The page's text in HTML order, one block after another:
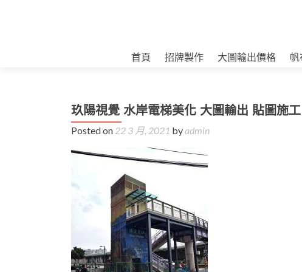
首頁 招牌製作 大圖輸出價格 帆
玖陽視覺 水岸電梯美化 大圖輸出 貼圖施工
Posted on 22 3 月, 2021 byadmin